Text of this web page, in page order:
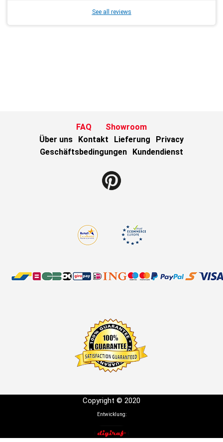
See all reviews
FAQ
Showroom
Über uns
Kontakt Lieferung
Privacy
Geschäftsbedingungen
Kundendienst
Copyright © 2020
Entwicklung: